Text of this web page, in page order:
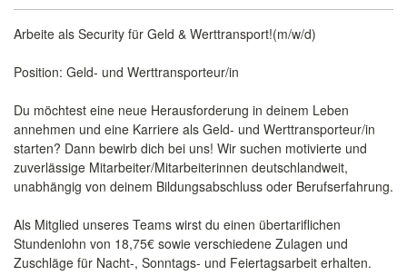
Arbeite als Security für Geld & Werttransport!(m/w/d)
Position: Geld- und Werttransporteur/in
Du möchtest eine neue Herausforderung in deinem Leben
annehmen und eine Karriere als Geld- und Werttransporteur/in
starten? Dann bewirb dich bei uns! Wir suchen motivierte und
zuverlässige Mitarbeiter/Mitarbeiterinnen deutschlandweit,
unabhängig von deinem Bildungsabschluss oder Berufserfahrung.
Als Mitglied unseres Teams wirst du einen übertariflichen
Stundenlohn von 18,75€ sowie verschiedene Zulagen und
Zuschläge für Nacht-, Sonntags- und Feiertagsarbeit erhalten.